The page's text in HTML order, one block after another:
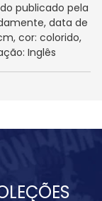
publicado pela
data de
cor: colorido,
Inglês